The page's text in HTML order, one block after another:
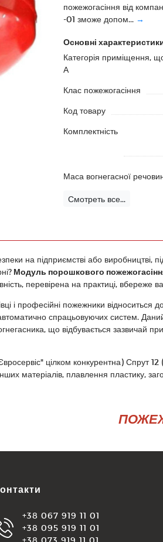
пожежогасіння від
-01 зможе допом... →
Основні
Категорія приміщення,
А
Клас пожежогасіння
Код товару
Комплектність
Маса вогнегасної
Смотреть все...
на підприємстві або
Модуль порошкового
перевірена на практиці, вбереже
і професійні пожежники відноситься
спрацьовуючих систем.
що відбувається зазвичай
цілком конкурентна) Спрут
матеріалів, плавлення пластику,
+38 067 919 11 01
+38 095 919 11 01
+38 073 919 11 01